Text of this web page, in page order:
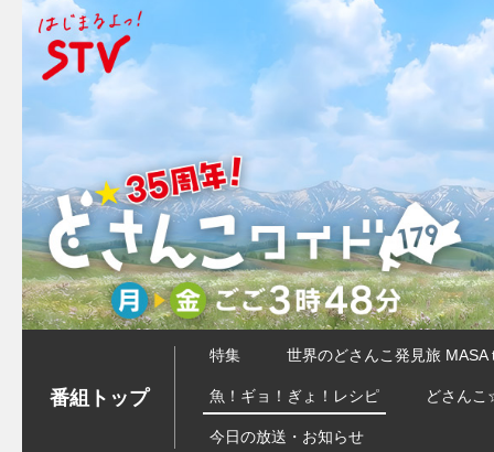
幌テレビ
番組トップ
特集 世界のどさんこ発見旅 MASA
魚！ギョ！ぎょ！レシピ どさん
今日の放送・お知らせ